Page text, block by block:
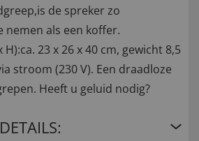
de spreker zo
nemen als een koffer.
23 x 26 x 40 cm, gewicht 8,5
stroom (230 V). Een draadloze
Heeft u geluid nodig?